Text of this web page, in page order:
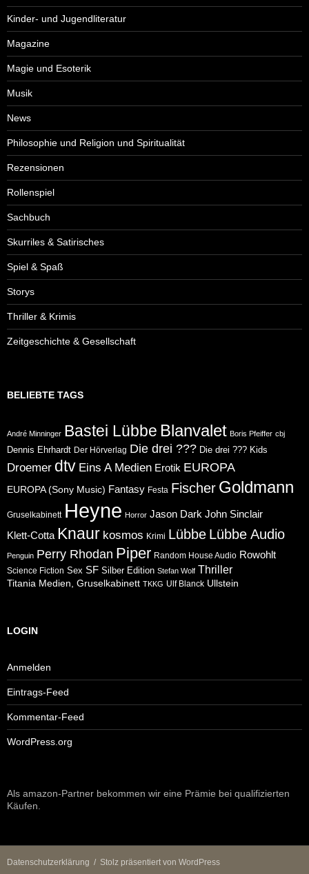
Kinder- und Jugendliteratur
Magazine
Magie und Esoterik
Musik
News
Philosophie und Religion und Spiritualität
Rezensionen
Rollenspiel
Sachbuch
Skurriles & Satirisches
Spiel & Spaß
Storys
Thriller & Krimis
Zeitgeschichte & Gesellschaft
BELIEBTE TAGS
André Minninger Bastei Lübbe Blanvalet Boris Pfeiffer cbj
Dennis Ehrhardt Der Hörverlag Die drei ??? Die drei ??? Kids
Droemer dtv Eins A Medien Erotik EUROPA
EUROPA (Sony Music) Fantasy Festa Fischer Goldmann
Gruselkabinett Heyne Horror Jason Dark John Sinclair
Klett-Cotta Knaur kosmos Krimi Lübbe Lübbe Audio
Penguin Perry Rhodan Piper Random House Audio Rowohlt
Science Fiction Sex SF Silber Edition Stefan Wolf Thriller
Titania Medien, Gruselkabinett TKKG Ulf Blanck Ullstein
LOGIN
Anmelden
Eintrags-Feed
Kommentar-Feed
WordPress.org
Als amazon-Partner bekommen wir eine Prämie bei qualifizierten
Käufen.
Datenschutzerklärung Stolz präsentiert von WordPress